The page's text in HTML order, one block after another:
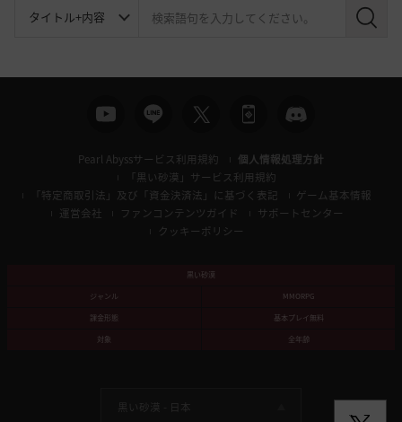
検
Pearl Abyssサービス利用規約
個人情報処理方針
「黒い砂漠」サービス利用規約
「特定商取引法」及び「資金決済法」に基づく表記
ゲーム基本情報
運営会社
ファンコンテンツガイド
サポートセンター
クッキーポリシー
黒い砂漠
ジャンル
MMORPG
課金形態
基本プレイ無料
対象
全年齢
黒い砂漠 - 日本